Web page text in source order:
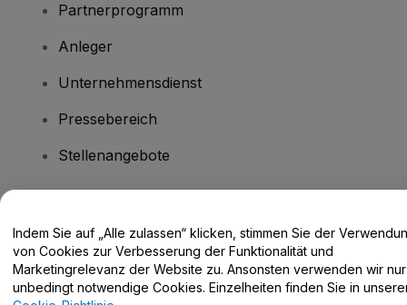
Partnerprogramm
Anleger
Unternehmensdienst
Pressebereich
Stellenangebote
Hilfe-Center / Kontakt
Indem Sie auf „Alle zulassen“ klicken, stimmen Sie der
von Cookies zur Verbesserung der Funktionalität und
Marketingrelevanz der Website zu. Ansonsten verwenden wir nur
unbedingt notwendige Cookies. Einzelheiten finden Sie in